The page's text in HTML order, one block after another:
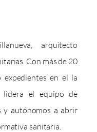
arquitecto
Con más de 20
expedientes en el la
lidera el equipo de
y autónomos a abrir
sanitaria.